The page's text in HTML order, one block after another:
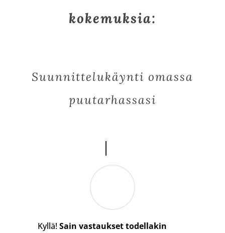
kokemuksia:
Suunnittelukäynti omassa
puutarhassasi
Kyllä!Sain vastaukset todellakin